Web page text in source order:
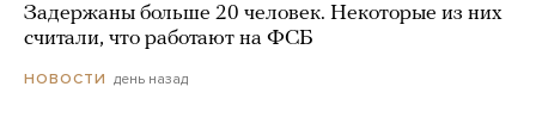
Задержаны больше 20 человек. Некоторые из них
считали, что работают на ФСБ
НОВОСТИ день назад